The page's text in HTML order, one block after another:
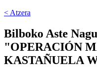
< Atzera
Bilboko Aste
"OPERACIÓN
KASTAÑUELA